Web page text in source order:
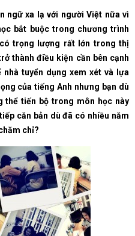
ngữ xa lạ với người Việt nữa vì
bắt buộc trong chương trình
trọng lượng rất lớn trong thị
thành điều kiện cần bên cạnh
tuyển dụng xem xét và lựa
của tiếng Anh nhưng bạn dù
thể tiến bộ trong môn học này
căn bản dù đã có nhiều năm
chỉ?